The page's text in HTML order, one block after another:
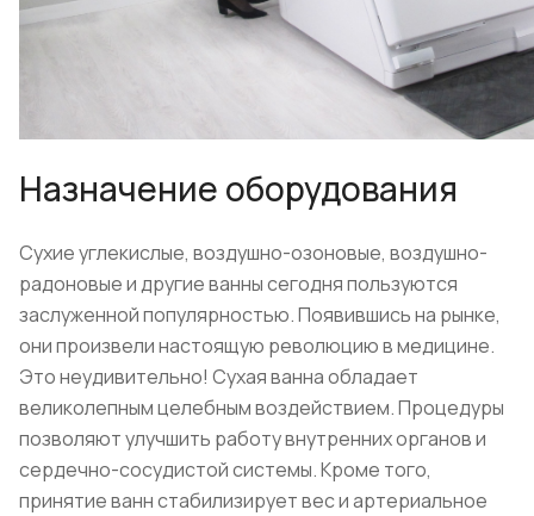
Назначение оборудования
Сухие углекислые, воздушно-озоновые, воздушно-
радоновые и другие ванны сегодня пользуются
заслуженной популярностью. Появившись на рынке,
они произвели настоящую революцию в медицине.
Это неудивительно! Сухая ванна обладает
великолепным целебным воздействием. Процедуры
позволяют улучшить работу внутренних органов и
сердечно-сосудистой системы. Кроме того,
принятие ванн стабилизирует вес и артериальное